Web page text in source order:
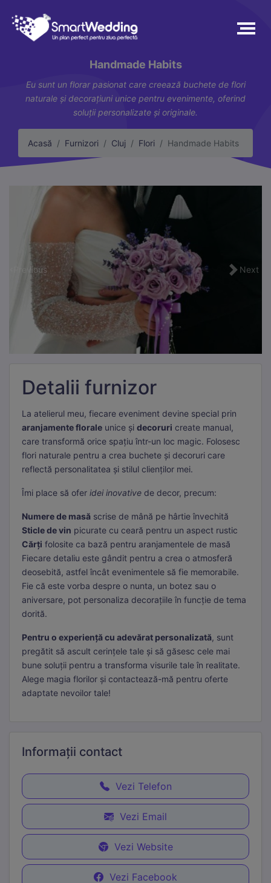
Handmade Habits
Eu sunt un florar pasionat care creează buchete de flori
naturale și decorațiuni unice pentru evenimente, oferind
soluții personalizate și originale.
Acasă Furnizori Cluj Flori Handmade Habits
Previous Next
Detalii furnizor
La atelierul meu, fiecare eveniment devine special prin
aranjamente florale unice și decoruri create manual,
care transformă orice spațiu într-un loc magic. Folosesc
flori naturale pentru a crea buchete și decoruri care
reflectă personalitatea și stilul clienților mei.
Îmi place să ofer idei inovative de decor, precum:
Numere de masă scrise de mână pe hârtie învechită
Sticle de vin picurate cu ceară pentru un aspect rustic
Cărți folosite ca bază pentru aranjamentele de masă
Fiecare detaliu este gândit pentru a crea o atmosferă
deosebită, astfel încât evenimentele să fie memorabile.
Fie că este vorba despre o nunta, un botez sau o
aniversare, pot personaliza decorațiile în funcție de tema
dorită.
Pentru o experiență cu adevărat personalizată, sunt
pregătit să ascult cerințele tale și să găsesc cele mai
bune soluții pentru a transforma visurile tale în realitate.
Alege magia florilor și contactează-mă pentru oferte
adaptate nevoilor tale!
Informații contact
Vezi Telefon
Vezi Email
Vezi Website
Vezi Facebook